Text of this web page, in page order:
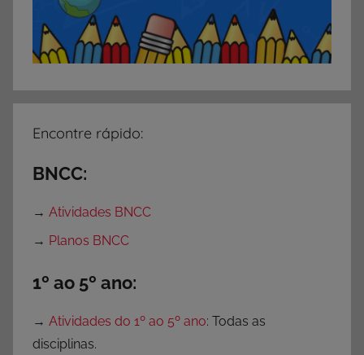
Encontre rápido:
BNCC:
→ Atividades BNCC
→ Planos BNCC
1º ao 5º ano:
→ Atividades do 1º ao 5º ano: Todas as
disciplinas.